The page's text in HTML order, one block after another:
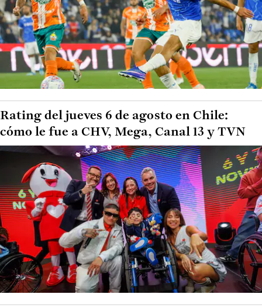
Rating del jueves 6 de agosto en Chile:
cómo le fue a CHV, Mega, Canal 13 y TVN